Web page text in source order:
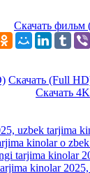
Скачать фильм
Скачать (Full
Скачать 4K